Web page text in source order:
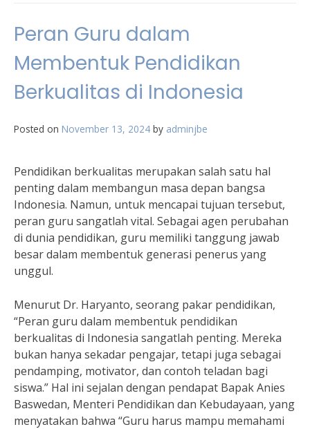
Peran Guru dalam
Membentuk Pendidikan
Berkualitas di Indonesia
Posted on November 13, 2024 by adminjbe
Pendidikan berkualitas merupakan salah satu hal
penting dalam membangun masa depan bangsa
Indonesia. Namun, untuk mencapai tujuan tersebut,
peran guru sangatlah vital. Sebagai agen perubahan
di dunia pendidikan, guru memiliki tanggung jawab
besar dalam membentuk generasi penerus yang
unggul.
Menurut Dr. Haryanto, seorang pakar pendidikan,
“Peran guru dalam membentuk pendidikan
berkualitas di Indonesia sangatlah penting. Mereka
bukan hanya sekadar pengajar, tetapi juga sebagai
pendamping, motivator, dan contoh teladan bagi
siswa.” Hal ini sejalan dengan pendapat Bapak Anies
Baswedan, Menteri Pendidikan dan Kebudayaan, yang
menyatakan bahwa “Guru harus mampu memahami